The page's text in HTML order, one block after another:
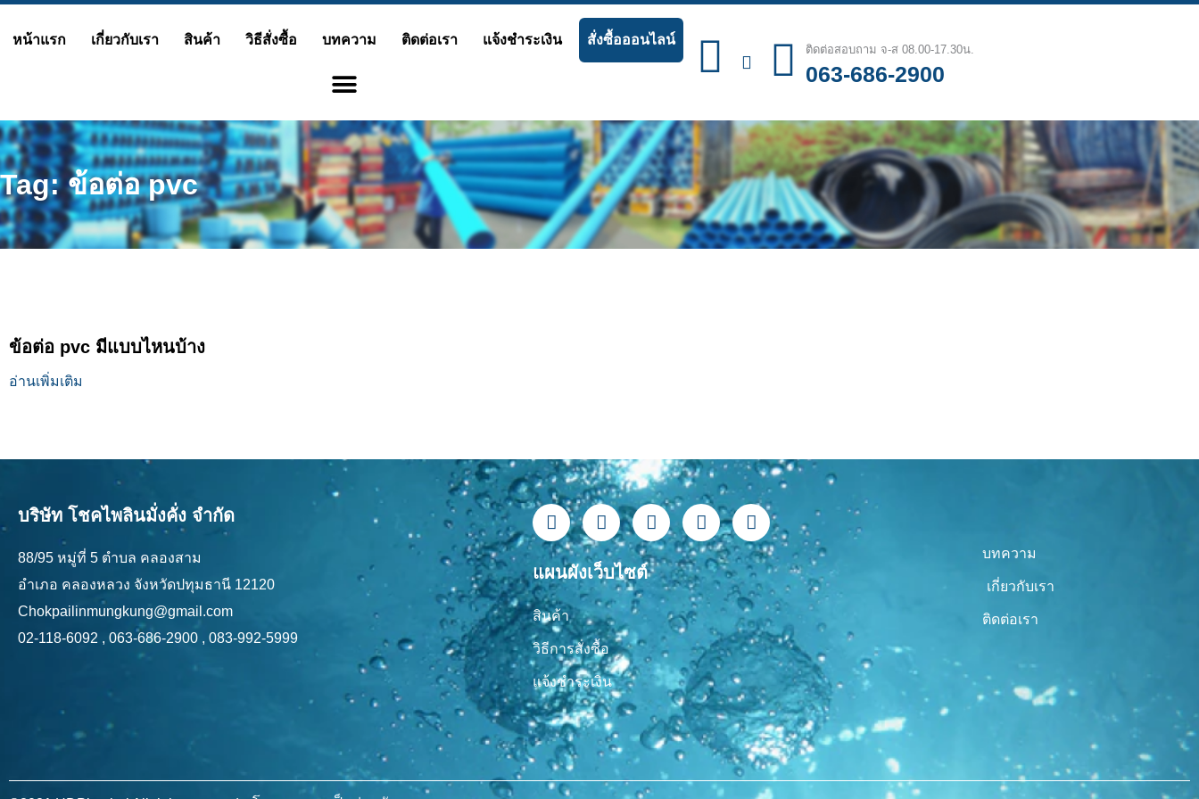
หน้าแรก เกี่ยวกับเรา สินค้า วิธีสั่งซื้อ บทความ ติดต่อเรา แจ้งชำระเงิน สั่งซื้อออนไลน์
ติดต่อสอบถาม จ-ส 08.00-17.30น.
063-686-2900
Tag: ข้อต่อ pvc
ข้อต่อ pvc มีแบบไหนบ้าง
อ่านเพิ่มเติม
บริษัท โชคไพลินมั่งคั่ง จำกัด
88/95 หมู่ที่ 5 ตำบล คลองสาม
อำเภอ คลองหลวง จังหวัดปทุมธานี 12120
Chokpailinmungkung@gmail.com
02-118-6092 , 063-686-2900 , 083-992-5999
F
a
c
e
b
o
o
k
-
f
L
i
n
e
Y
o
u
t
u
b
T
i
k
t
k
I
n
s
t
a
g
r
a
m
แผนผังเว็บไซต์
สินค้า
วิธีการสั่งซื้อ
แจ้งชำระเงิน
บทความ
เกี่ยวกับเรา
ติดต่อเรา